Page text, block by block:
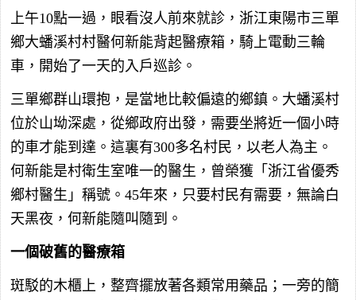
上午10點一過，眼看沒人前來就診，浙江東陽市三單
鄉大蟠溪村村醫何新能背起醫療箱，騎上電動三輪
車，開始了一天的入戶巡診。
三單鄉群山環抱，是當地比較偏遠的鄉鎮。大蟠溪村
位於山坳深處，從鄉政府出發，需要坐將近一個小時
的車才能到達。這裏有300多名村民，以老人為主。
何新能是村衛生室唯一的醫生，曾榮獲「浙江省優秀
鄉村醫生」稱號。45年來，只要村民有需要，無論白
天黑夜，何新能隨叫隨到。
一個破舊的醫療箱
斑駁的木櫃上，整齊擺放著各類常用藥品；一旁的簡